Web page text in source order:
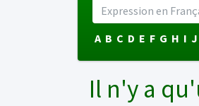
A B C D E F G H I J
Il n'y a